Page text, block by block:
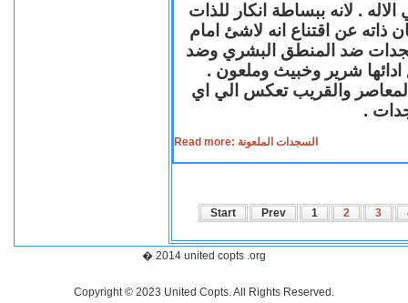
. لانه ببساطة انكار للذات
ذاته عن اقتناع انه لاشئ امام
ضد المنطق البشري وضد
ادائها شرير وخبيث وملعون .
المعاصر والقريب تعكس الي اي
.
Read more: السجدات الملعونة
Start Prev 1 2 3
� 2014 united copts .org
Copyright © 2023 United Copts. All Rights Reserved.